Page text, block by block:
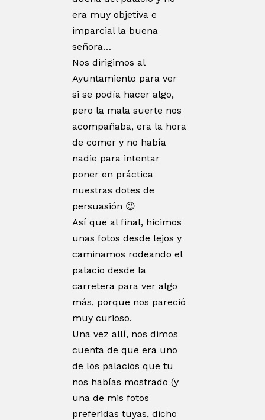
era muy objetiva e
imparcial la buena
señora…
Nos dirigimos al
Ayuntamiento para ver
si se podía hacer algo,
pero la mala suerte nos
acompañaba, era la hora
de comer y no había
nadie para intentar
poner en práctica
nuestras dotes de
persuasión 😉
Así que al final, hicimos
unas fotos desde lejos y
caminamos rodeando el
palacio desde la
carretera para ver algo
más, porque nos pareció
muy curioso.
Una vez allí, nos dimos
cuenta de que era uno
de los palacios que tu
nos habías mostrado (y
una de mis fotos
preferidas tuyas, dicho